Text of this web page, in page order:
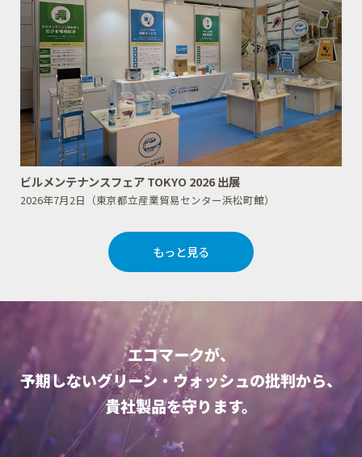
ビルメンテナンスフェア TOKYO 2026 出展
2026年7月2日（東京都立産業貿易センター浜松町館）
もっと見る
エコマークが、
予期しないグリーン・ウォッシュの批判から、
貴社製品を守ります。